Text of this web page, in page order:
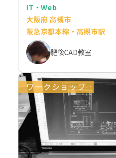
IT・Web
大阪府 高槻市
阪急京都本線・高槻市駅
肥後CAD教室
ワークショップ